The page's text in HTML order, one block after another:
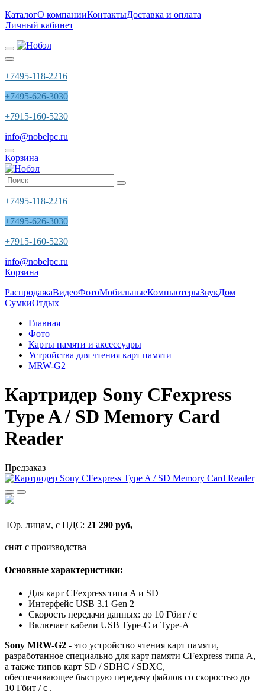
КаталогО компанииКонтактыДоставка и оплата
Личный кабинет
+7495-118-2216
+7495-626-3030
+7915-160-5230
info@nobelpc.ru
Корзина
+7495-118-2216
+7495-626-3030
+7915-160-5230
info@nobelpc.ru
Корзина
РаспродажаВидеоФотоМобильныеКомпьютерыЗвукДом
СумкиОтдых
Главная
Фото
Карты памяти и аксессуары
Устройства для чтения карт памяти
MRW-G2
Картридер Sony CFexpress
Type A / SD Memory Card
Reader
Предзаказ
Юр. лицам, с НДС: 21 290 руб,
снят с производства
Основные характеристики:
Для карт CFexpress типа A и SD
Интерфейс USB 3.1 Gen 2
Скорость передачи данных: до 10 Гбит / с
Включает кабели USB Type-C и Type-A
Sony MRW-G2 - это устройство чтения карт памяти,
разработанное специально для карт памяти CFexpress типа A,
а также типов карт SD / SDHC / SDXC,
обеспечивающее быструю передачу файлов со скоростью до
10 Гбит / с .